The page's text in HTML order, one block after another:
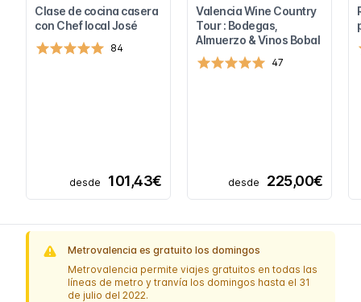
Clase de cocina casera
con Chef local José
84
desde 101,43€
Valencia Wine Country
Tour : Bodegas,
Almuerzo & Vinos Bobal
47
desde 225,00€
Metrovalencia es gratuito los domingos
Metrovalencia permite viajes gratuitos en todas las
líneas de metro y tranvía los domingos hasta el 31
de julio del 2022.